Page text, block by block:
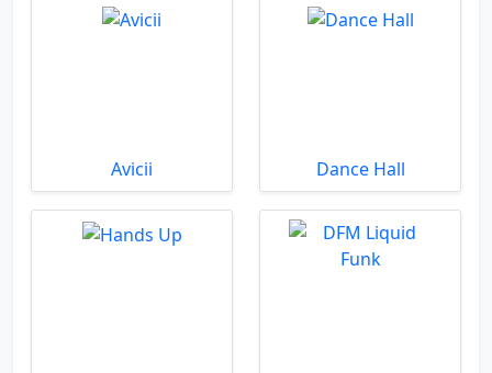
Avicii Dance Hall